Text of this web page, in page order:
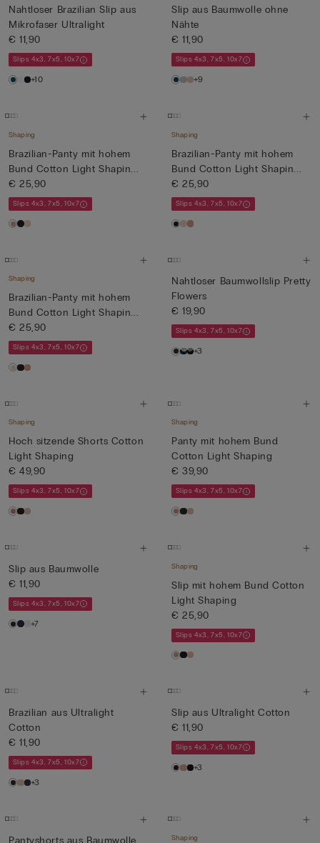
Nahtloser Brazilian Slip aus
Mikrofaser Ultralight
€ 11,90
Slips 4x3, 7x5, 10x7
+10
Slip aus Baumwolle ohne
Nähte
€ 11,90
Slips 4x3, 7x5, 10x7
+9
Shaping
Brazilian-Panty mit hohem
Bund Cotton Light Shapin...
€ 25,90
Slips 4x3, 7x5, 10x7
Shaping
Brazilian-Panty mit hohem
Bund Cotton Light Shapin...
€ 25,90
Slips 4x3, 7x5, 10x7
Shaping
Brazilian-Panty mit hohem
Bund Cotton Light Shapin...
€ 25,90
Slips 4x3, 7x5, 10x7
Nahtloser Baumwollslip Pretty
Flowers
€ 19,90
Slips 4x3, 7x5, 10x7
+3
Shaping
Hoch sitzende Shorts Cotton
Light Shaping
€ 49,90
Slips 4x3, 7x5, 10x7
Shaping
Panty mit hohem Bund
Cotton Light Shaping
€ 39,90
Slips 4x3, 7x5, 10x7
Slip aus Baumwolle
€ 11,90
Slips 4x3, 7x5, 10x7
+7
Shaping
Slip mit hohem Bund Cotton
Light Shaping
€ 25,90
Slips 4x3, 7x5, 10x7
Brazilian aus Ultralight
Cotton
€ 11,90
Slips 4x3, 7x5, 10x7
+3
Slip aus Ultralight Cotton
€ 11,90
Slips 4x3, 7x5, 10x7
+3
Pantyshorts aus Baumwolle Shaping